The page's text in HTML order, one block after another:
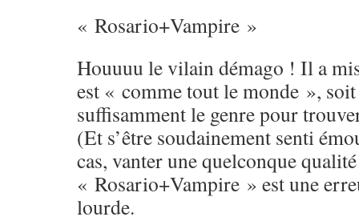
« Rosario+Vampire »
Houuuu le vilain démago ! Il a
est « comme tout le monde »,
suffisamment le genre pour
(Et s’être soudainement senti
cas, vanter une quelconque
« Rosario+Vampire » est une
lourde.